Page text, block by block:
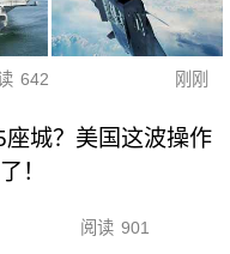
642 刚刚
城？美国这波操作
！
阅读 901